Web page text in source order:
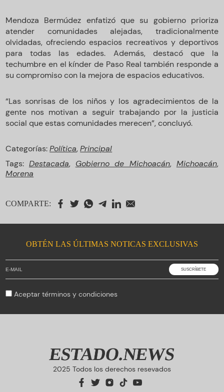
Mendoza Bermúdez enfatizó que su gobierno prioriza
atender comunidades alejadas, tradicionalmente
olvidadas, ofreciendo espacios recreativos y deportivos
para todas las edades. Además, destacó que la
techumbre en el kínder de Paso Real también responde a
su compromiso con la mejora de espacios educativos.
“Las sonrisas de los niños y los agradecimientos de la
gente nos motivan a seguir trabajando por la justicia
social que estas comunidades merecen”, concluyó.
Categorías:Política,Principal
Tags: Destacada, Gobierno de Michoacán, Michoacán,
Morena
COMPARTE:
OBTÉN LAS ÚLTIMAS NOTICAS EXCLUSIVAS
Aceptartérminos y condiciones
ESTADO.NEWS
2025 Todos los derechos resevados